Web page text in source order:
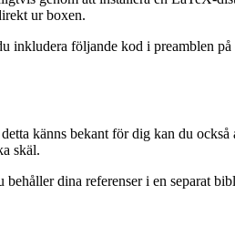
ur boxen.
följande kod i preamblen på
känns bekant för dig kan du
skäl.
dina referenser i en separat